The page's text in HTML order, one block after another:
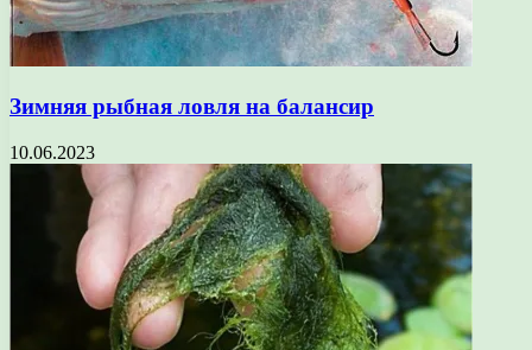
Зимняя рыбная ловля на балансир
10.06.2023